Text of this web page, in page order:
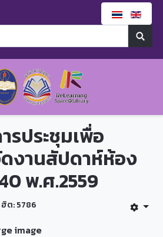
รประชุมเพื่อ
งานสัปดาห์ห้อง
พ.ศ.2559
ฮิต: 5786